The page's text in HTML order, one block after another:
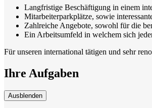
Langfristige Beschäftigung in einem
Mitarbeiterparkplätze, sowie
Zahlreiche Angebote, sowohl für die
Ein Arbeitsumfeld in welchem sich
Für unseren international tätigen und sehr
Ihre Aufgaben
Ausblenden